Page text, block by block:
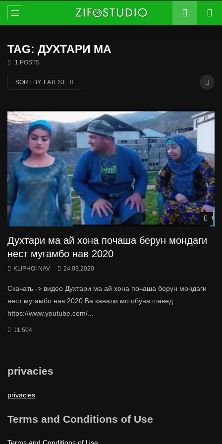
TAG: ДУХТАРИ МА
1 POSTS
SORT BY: LATEST
Духтари ма ай хона почаша берун мондаги
нест мугамбо нав 2020
KLIPHOI NAV 24.03.2020
Скачать -> видео Духтари ма ай хона почаша берун мондаги
нест мугамбо нав 2020 Ба канали мо обуна шавед.
https://www.youtube.com/...
11 504
privacies
privacies
Terms and Conditions of Use